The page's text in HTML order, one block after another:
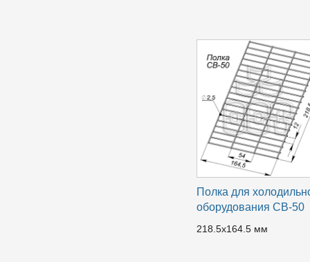
Полка для
оборудования CB-50
218.5х164.5 мм